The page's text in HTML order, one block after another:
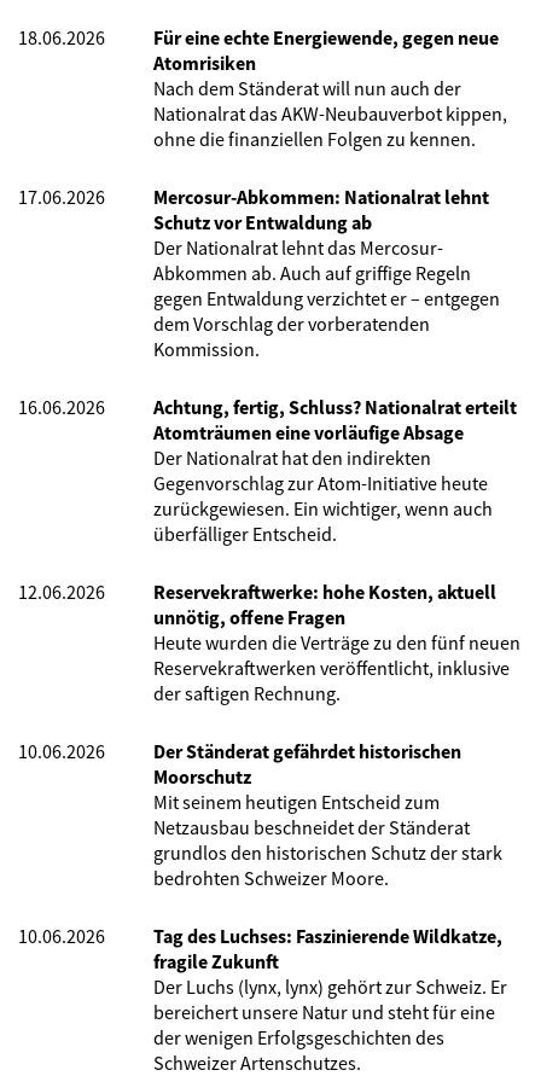
18.06.2026
Für eine echte Energiewende, gegen neue
Atomrisiken
Nach dem Ständerat will nun auch der
Nationalrat das AKW-Neubauverbot kippen,
ohne die finanziellen Folgen zu kennen.
17.06.2026
Mercosur-Abkommen: Nationalrat lehnt
Schutz vor Entwaldung ab
Der Nationalrat lehnt das Mercosur-
Abkommen ab. Auch auf griffige Regeln
gegen Entwaldung verzichtet er – entgegen
dem Vorschlag der vorberatenden
Kommission.
16.06.2026
Achtung, fertig, Schluss? Nationalrat erteilt
Atomträumen eine vorläufige Absage
Der Nationalrat hat den indirekten
Gegenvorschlag zur Atom-Initiative heute
zurückgewiesen. Ein wichtiger, wenn auch
überfälliger Entscheid.
12.06.2026
Reservekraftwerke: hohe Kosten, aktuell
unnötig, offene Fragen
Heute wurden die Verträge zu den fünf neuen
Reservekraftwerken veröffentlicht, inklusive
der saftigen Rechnung.
10.06.2026
Der Ständerat gefährdet historischen
Moorschutz
Mit seinem heutigen Entscheid zum
Netzausbau beschneidet der Ständerat
grundlos den historischen Schutz der stark
bedrohten Schweizer Moore.
10.06.2026
Tag des Luchses: Faszinierende Wildkatze,
fragile Zukunft
Der Luchs (lynx, lynx) gehört zur Schweiz. Er
bereichert unsere Natur und steht für eine
der wenigen Erfolgsgeschichten des
Schweizer Artenschutzes.